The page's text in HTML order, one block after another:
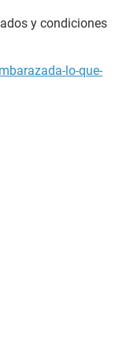
y condiciones
lo-que-